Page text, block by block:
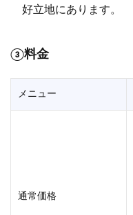
好立地にあります。
③料金
メニュー
通常価格